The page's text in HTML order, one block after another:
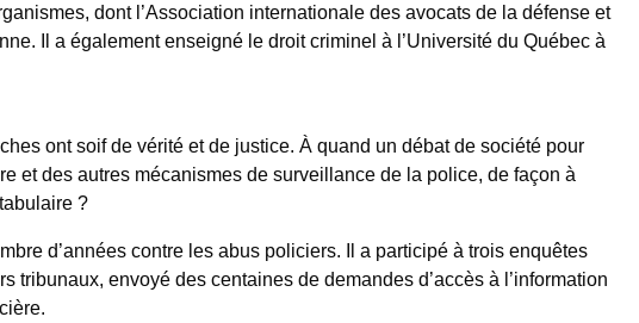
dont l’Association internationale des avocats de la défense et
Il a également enseigné le droit criminel à l’Université du Québec à
ont soif de vérité et de justice. À quand un débat de société pour
et des autres mécanismes de surveillance de la police, de façon à
?
d’années contre les abus policiers. Il a participé à trois enquêtes
tribunaux, envoyé des centaines de demandes d’accès à l’information